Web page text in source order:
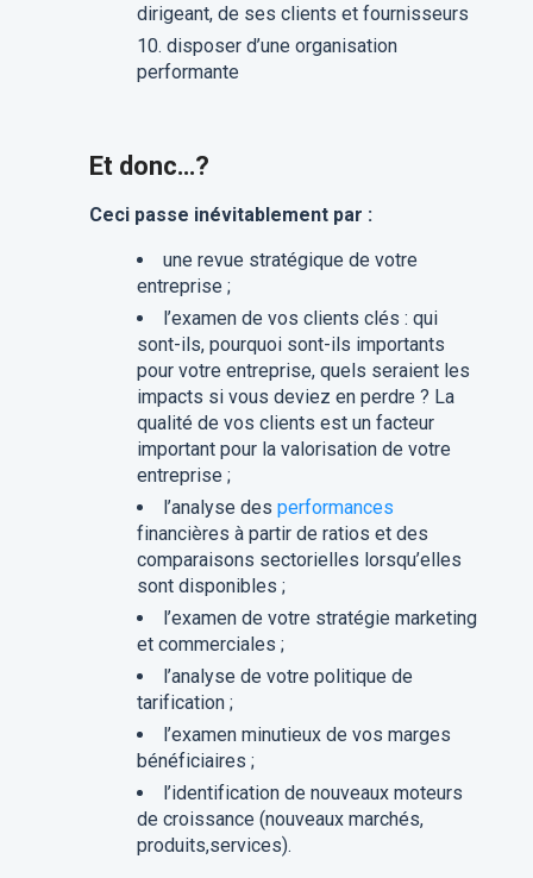
dirigeant, de ses clients et fournisseurs
disposer d’une organisation
performante
Et donc…?
Ceci passe inévitablement par :
une revue stratégique de votre
entreprise ;
l’examen de vos clients clés : qui
sont-ils, pourquoi sont-ils importants
pour votre entreprise, quels seraient les
impacts si vous deviez en perdre ? La
qualité de vos clients est un facteur
important pour la valorisation de votre
entreprise ;
l’analyse des performances
financières à partir de ratios et des
comparaisons sectorielles lorsqu’elles
sont disponibles ;
l’examen de votre stratégie marketing
et commerciales ;
l’analyse de votre politique de
tarification ;
l’examen minutieux de vos marges
bénéficiaires ;
l’identification de nouveaux moteurs
de croissance (nouveaux marchés,
produits,services).